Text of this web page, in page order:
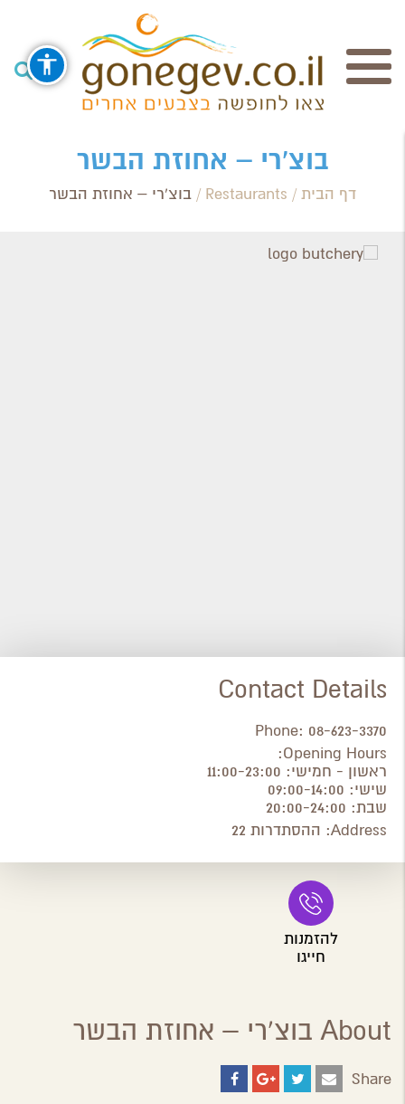
חיפוש
Search Category / Business
Region / Settlement
בוצ'רי – אחוזת הבשר
דף הבית /
Restaurants
/ בוצ'רי – אחוזת הבשר
Contact Details
Phone: 08-623-3370
Opening Hours:
ראשון - חמישי: 11:00-23:00
שישי: 09:00-14:00
שבת: 20:00-24:00
Address: ההסתדרות 22
להזמנות
חייגו
About בוצ'רי – אחוזת הבשר
Share